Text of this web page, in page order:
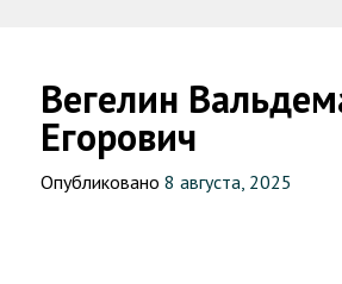
Вегелин
Егорович
Опубликовано8 августа, 2025